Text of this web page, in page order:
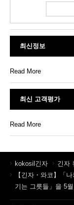
최신정보
Read More
최신 고객평가
Read More
kokosil긴자
긴자
【긴자・와코】「
기는 그릇들」을 5